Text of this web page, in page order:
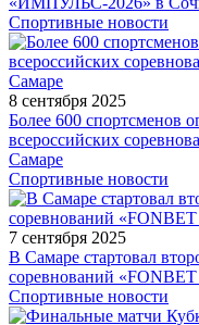
Спортивные новости
8 сентября 2025
Более 600 спортсменов
всероссийских
Самаре
Спортивные новости
7 сентября 2025
В Самаре стартовал
соревнований «FONBET
Спортивные новости